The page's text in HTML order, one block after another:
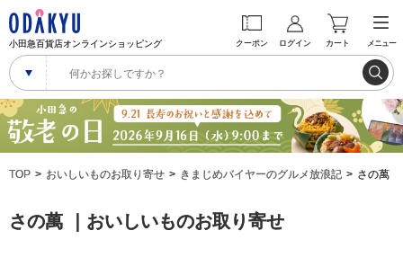
小田急百貨店オンラインショッピング クーポン ログイン カート メニュー
TOP おいしいものお取り寄せ きまじめバイヤーのグルメ放浪記 さの萬
さの萬 ｜おいしいものお取り寄せ